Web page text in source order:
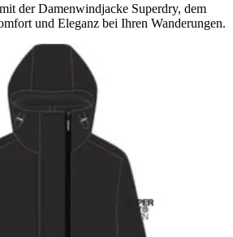
der Damenwindjacke Superdry, dem
und Eleganz bei Ihren Wanderungen.